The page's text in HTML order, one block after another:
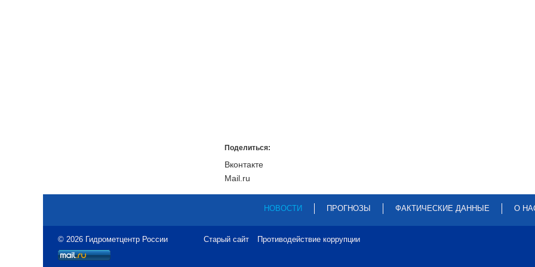
Поделиться:
Вконтакте
Mail.ru
НОВОСТИ ПРОГНОЗЫ ФАКТИЧЕСКИЕ ДАННЫЕ О
© 2026 Гидрометцентр России Старый сайт Противодействие коррупции